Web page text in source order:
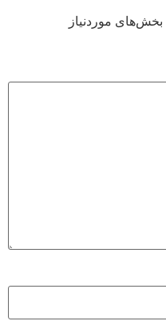
بخش‌های موردنیاز